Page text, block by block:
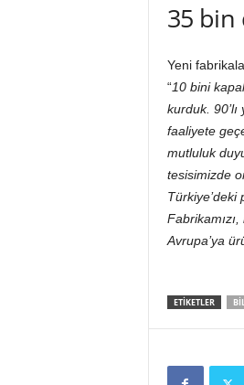
35 bin
Yeni
“10 bini
kurduk.
faaliyete
mutluluk
tesisimizde
Türkiye’deki
Avrupa’ya
ETIKETLER